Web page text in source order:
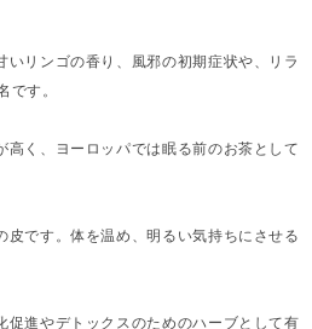
いリンゴの香り、風邪の初期症状や、リラ
です。
高く、ヨーロッパでは眠る前のお茶として
皮です。体を温め、明るい気持ちにさせる
促進やデトックスのためのハーブとして有